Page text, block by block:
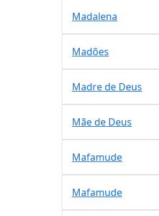
Madalena
Madões
Madre de Deus
Mãe de Deus
Mafamude
Mafamude